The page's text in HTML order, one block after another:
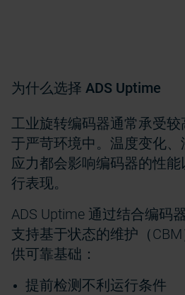
为什么选择 ADS Uptime
工业旋转编码器通常承受
于严苛环境中。温度变化
应力都会影响编码器的性
行表现。
ADS Uptime 通过结合编码
支持基于状态的维护（
供可靠基础：
提前检测不利运行条件